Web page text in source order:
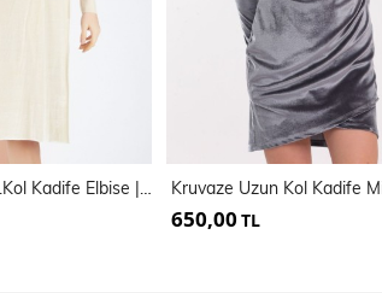
Ön Kruvaze U.Kol Kadife Elbise | Elb32410
650,00 TL